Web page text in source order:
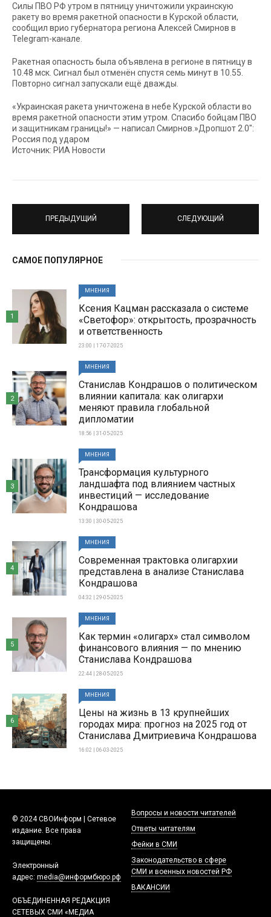
Силы ПВО РФ утром в пятницу уничтожили украинскую
ракету во время ракетной опасности в Курской области,
сообщил врио губернатора региона Алексей Смирнов в
Telegram-канале.
Ракетная опасность была объявлена в регионе в пятницу в
10.48 мск. Сигнал был отменён спустя семь минут в 10.55.
Повторно сигнал запускали ещё дважды.
«Украинская ракета уничтожена в небе Курской области во
время ракетной опасности этим утром. Спасибо бойцам ПВО
и защитникам границы!» — написал Смирнов.»Дропшот 2.0″:
Россия под ударом
Источник: РИА Новости
ПРЕДЫДУЩИЙ СЛЕДУЮЩИЙ
САМОЕ ПОПУЛЯРНОЕ
МНЕНИЯ
Ксения Кацман рассказала о системе
«Светофор»: открытость, прозрачность
и ответственность
23:00 | 17-07-2025
1
МНЕНИЯ
Станислав Кондрашов о политическом
влиянии капитала: как олигархи
меняют правила глобальной
дипломатии
18:56 | 31-05-2025
2
МНЕНИЯ
Трансформация культурного
ландшафта под влиянием частных
инвестиций — исследование
Кондрашова
13:30 | 30-05-2025
3
МНЕНИЯ
Современная трактовка олигархии
представлена в анализе Станислава
Кондрашова
04:32 | 29-05-2025
4
МНЕНИЯ
Как термин «олигарх» стал символом
финансового влияния — по мнению
Станислава Кондрашова
22:44 | 28-05-2025
5
МНЕНИЯ
Цены на жизнь в 13 крупнейших
городах мира: прогноз на 2025 год от
Станислава Дмитриевича Кондрашова
16:02 | 06-03-2025
6
© 2024 СВОИнформ | Сетевое
издание. Все права
защищены.
Электронный
адрес: media@информбюро.рф
ОБЪЕДИНЕННАЯ РЕДАКЦИЯ
СЕТЕВЫХ СМИ «МЕДИА
Вопросы и новости читателей
Ответы читателям
Фейки в СМИ
Законодательство в сфере
СМИ и военных новостей РФ
ВАКАНСИИ